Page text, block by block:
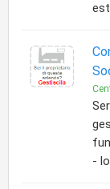
-